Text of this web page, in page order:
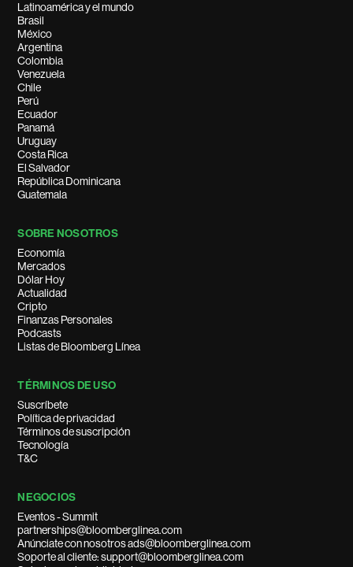
Latinoamérica y el mundo
Brasil
México
Argentina
Colombia
Venezuela
Chile
Perú
Ecuador
Panamá
Uruguay
Costa Rica
El Salvador
República Dominicana
Guatemala
SOBRE NOSOTROS
Economía
Mercados
Dólar Hoy
Actualidad
Cripto
Finanzas Personales
Podcasts
Listas de Bloomberg Línea
TÉRMINOS DE USO
Suscríbete
Política de privacidad
Términos de suscripción
Tecnología
T&C
NEGOCIOS
Eventos - Summit
partnerships@bloomberglinea.com
Anúnciate con nosotros ads@bloomberglinea.com
Soporte al cliente: support@bloomberglinea.com